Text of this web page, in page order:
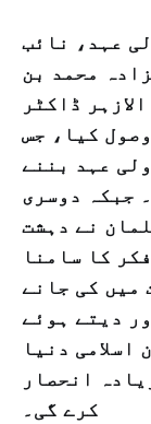
عہد، نائب
محمد بن
ڈاکٹر
کیا، جس
عہد بننے
جبکہ دوسری
نے دہشت
کا سامنا
میں کی جانے
دیتے ہوئے
دنیا
انحصار
کرے گی۔